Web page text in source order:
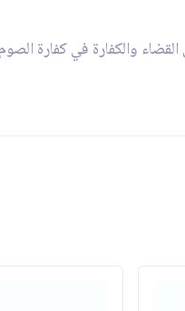
والكفارة في كفارة الصوم